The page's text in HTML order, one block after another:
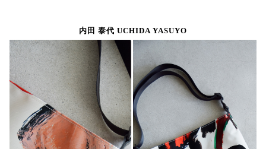
内田 泰代 UCHIDA YASUYO